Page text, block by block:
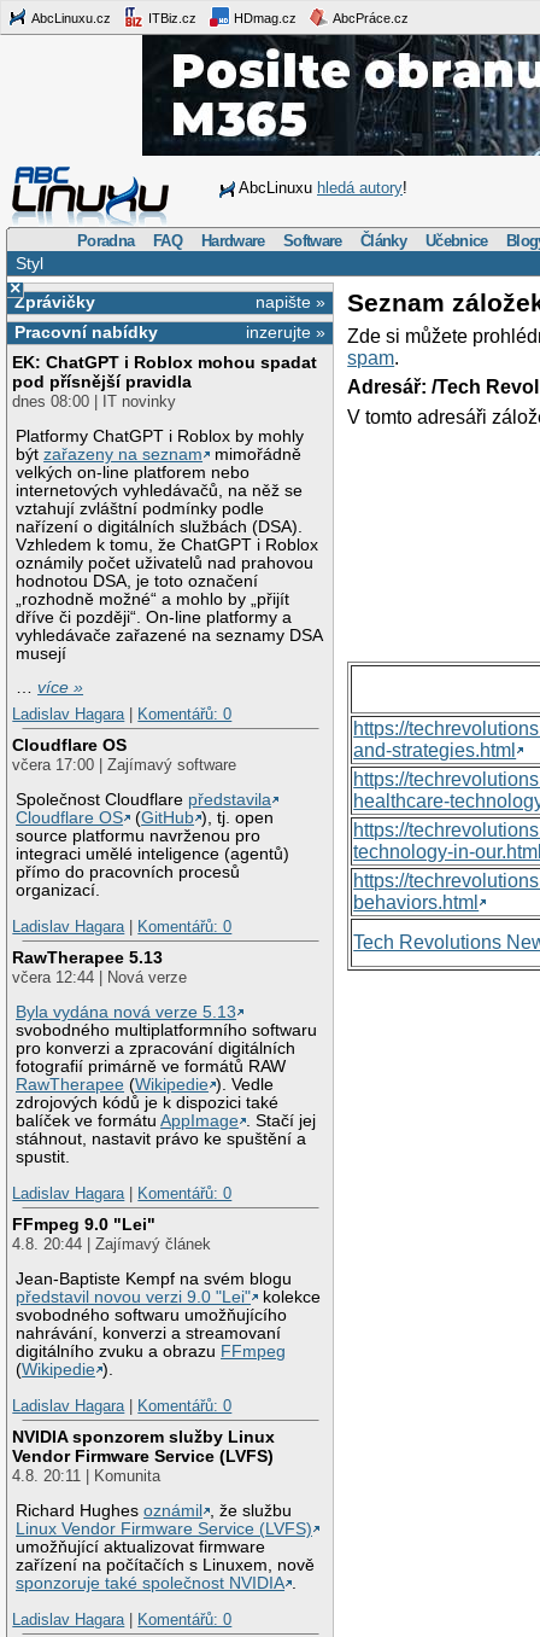
AbcLinuxu.cz ITBiz.cz HDmag.cz AbcPráce.cz
AbcLinuxu hledá autory!
Poradna FAQ Hardware Software Články Učebnice
Styl
×
napište »
Zprávičky
inzerujte »
Pracovní nabídky
EK: ChatGPT i Roblox mohou spadat
pod přísnější pravidla
dnes 08:00 | IT novinky
Platformy ChatGPT i Roblox by mohly
býtzařazeny na seznam
mimořádně
velkých on-line platforem nebo
internetových vyhledávačů, na něž se
vztahují zvláštní podmínky podle
nařízení o digitálních službách (DSA).
Vzhledem k tomu, že ChatGPT i Roblox
oznámily počet uživatelů nad prahovou
hodnotou DSA, je toto označení
„rozhodně možné“ a mohlo by „přijít
dříve či později“. On-line platformy a
vyhledávače zařazené na seznamy DSA
musejí
…více »
Ladislav Hagara
Komentářů: 0
Cloudflare OS
včera 17:00 | Zajímavý software
Společnost Cloudflare představila
Cloudflare OS
(GitHub ), tj. open
source platformu navrženou pro
integraci umělé inteligence (agentů)
přímo do pracovních procesů
organizací.
Ladislav Hagara
Komentářů: 0
RawTherapee 5.13
včera 12:44 | Nová verze
Byla vydána nová verze 5.13
svobodného multiplatformního softwaru
pro konverzi a zpracování digitálních
fotografií primárně ve formátů RAW
RawTherapee (Wikipedie ). Vedle
zdrojových kódů je k dispozici také
balíček ve formátuAppImage . Stačí jej
stáhnout, nastavit právo ke spuštění a
spustit.
Ladislav Hagara
Komentářů: 0
FFmpeg 9.0 "Lei"
4.8. 20:44 | Zajímavý článek
Jean-Baptiste Kempf na svém blogu
představil novou verzi 9.0 "Lei"
kolekce
svobodného softwaru umožňujícího
nahrávání, konverzi a streamovaní
digitálního zvuku a obrazu FFmpeg
(Wikipedie ).
Ladislav Hagara
Komentářů: 0
NVIDIA sponzorem služby Linux
Vendor Firmware Service (LVFS)
4.8. 20:11 | Komunita
Richard Hughesoznámil
, že službu
Linux Vendor Firmware Service (LVFS)
umožňující aktualizovat firmware
zařízení na počítačích s Linuxem, nově
sponzoruje také společnost NVIDIA .
Ladislav Hagara | Komentářů: 0
Seznam
Zde si můžete
spam.
Adresář: /Tech
V tomto adresáři
https://
and-strategies.html
https://
healthcare-
https://
technology-in-
https://
behaviors.html
Tech Revolutions